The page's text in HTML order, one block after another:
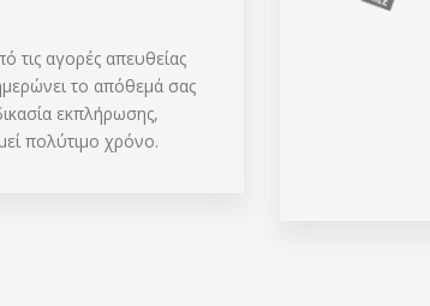
τις αγορές απευθείας
το απόθεμά σας
εκπλήρωσης,
πολύτιμο χρόνο.